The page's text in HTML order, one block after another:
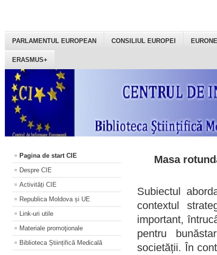
PARLAMENTUL EUROPEAN CONSILIUL EUROPEI
ERASMUS+
Pagina de start CIE
Despre CIE
Activități CIE
Republica Moldova și UE
Link-uri utile
Materiale promoţionale
Biblioteca Științifică Medicală
Masa
Subiectul
contextul
important,
pentru
societății. În